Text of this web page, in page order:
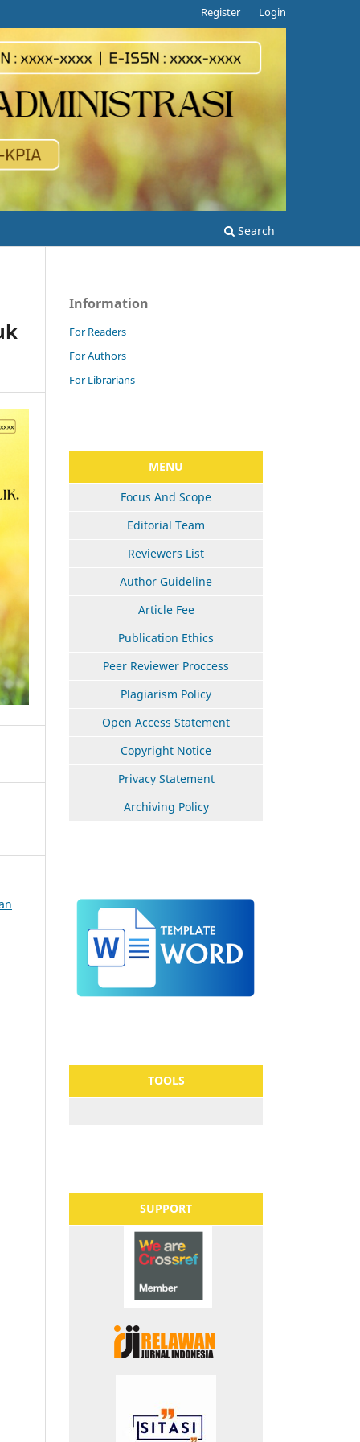
Search
Register Login
Information
For Readers
For Authors
For Librarians
MENU
Focus And Scope
Editorial Team
Reviewers List
Author Guideline
Article Fee
Publication Ethics
Peer Reviewer Proccess
Plagiarism Policy
Open Access Statement
Copyright Notice
Privacy Statement
Archiving Policy
TOOLS
SUPPORT